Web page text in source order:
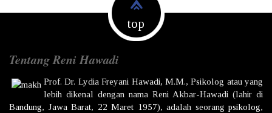
top
Tentang Reni Hawadi
Prof. Dr. Lydia Freyani Hawadi, M.M., Psikolog atau yang
lebih dikenal dengan nama Reni Akbar-Hawadi (lahir di
Bandung, Jawa Barat, 22 Maret 1957), adalah seorang psikolog,